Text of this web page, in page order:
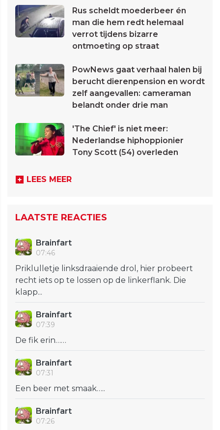
Rus scheldt moederbeer én
man die hem redt helemaal
verrot tijdens bizarre
ontmoeting op straat
PowNews gaat verhaal halen bij
berucht dierenpension en wordt
zelf aangevallen: cameraman
belandt onder drie man
'The Chief' is niet meer:
Nederlandse hiphoppionier
Tony Scott (54) overleden
LEES MEER
LAATSTE REACTIES
Brainfart
07:46
Priklulletje linksdraaiende drol, hier probeert
recht iets op te lossen op de linkerflank. Die
klapp...
Brainfart
07:39
De fik erin……
Brainfart
07:31
Een beer met smaak…..
Brainfart
07:26